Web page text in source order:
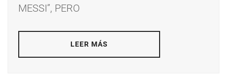
MESSI”, PERO
LEER MÁS